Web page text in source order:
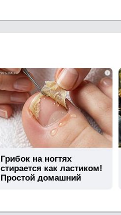
i
Грибок на ногтях
стирается как ластиком!
Простой домашний